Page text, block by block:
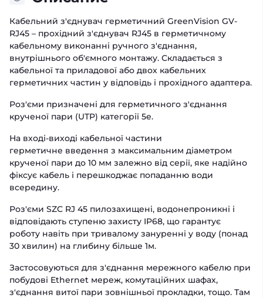
Кабельний з'єднувач герметичний GreenVision GV-
RJ45 – прохідний з'єднувач RJ45 в герметичному
кабельному виконанні ручного з'єднання,
внутрішнього об'ємного монтажу. Складається з
кабельної та приладової або двох кабельних
герметичних частин у відповідь і прохідного адаптера.
Роз'єми призначені для герметичного з'єднання
крученої пари (UTP) категорії 5е.
На вході-виході кабельної частини
герметичне введення з максимальним діаметром
крученої пари до 10 мм залежно від серії, яке надійно
фіксує кабель і перешкоджає попаданню води
всередину.
Роз'єми SZC RJ 45 пилозахищені, водонепроникні і
відповідають ступеню захисту IP68, що гарантує
роботу навіть при тривалому зануренні у воду (понад
30 хвилин) на глибину більше 1м.
Застосовуються для з'єднання мережного кабелю при
побудові Ethernet мереж, комутаційних шафах,
з'єднання витої пари зовнішньої прокладки, тощо. Там